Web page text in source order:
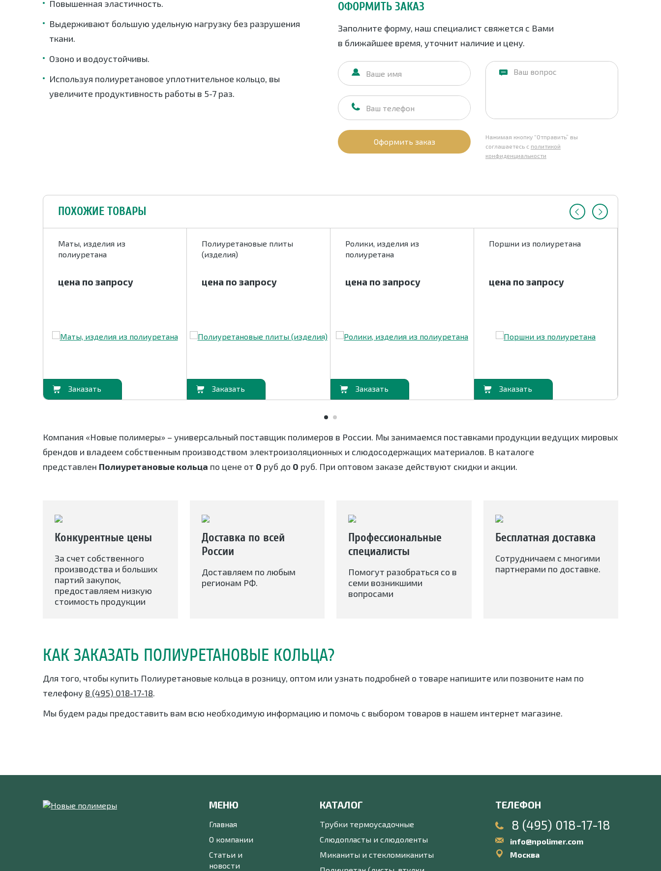
ОФОРМИТЬ ЗАКАЗ
Заполните форму, наш специалист свяжется с Вами
в ближайшее время, уточнит наличие и цену.
Оформить заказ
Нажимая кнопку “Отправить” вы
соглашаетесь с политикой
конфиденциальности
Повышенная эластичность.
Выдерживают большую удельную нагрузку без разрушения
ткани.
Озоно и водоустойчивы.
Используя полиуретановое уплотнительное кольцо, вы
увеличите продуктивность работы в 5-7 раз.
ПОХОЖИЕ ТОВАРЫ
Маты, изделия из
полиуретана
цена по запросу
В корзину
Полиуретановые плиты
(изделия)
цена по запросу
В корзину
Ролики, изделия из
полиуретана
цена по запросу
В корзину
Поршни из полиуретана
цена по запросу
В корзину
Компания «Новые полимеры» – универсальный поставщик полимеров в России. Мы занимаемся поставками продукции ведущих мировых
брендов и владеем собственным производством электроизоляционных и слюдосодержащих материалов. В каталоге
представлен Полиуретановые кольца по цене от 0 руб до 0 руб. При оптовом заказе действуют скидки и акции.
Конкурентные цены
За счет собственного
производства и больших
партий закупок,
предоставляем низкую
стоимость продукции
Доставка по всей
России
Доставляем по любым
регионам РФ.
Профессиональные
специалисты
Помогут разобраться со в
семи возникшими
вопросами
Бесплатная доставка
Сотрудничаем с многими
партнерами по доставке.
КАК ЗАКАЗАТЬ ПОЛИУРЕТАНОВЫЕ КОЛЬЦА?
Для того, чтобы купить Полиуретановые кольца в розницу, оптом или узнать подробней о товаре напишите или позвоните нам по
телефону 8 (495) 018-17-18.
Мы будем рады предоставить вам всю необходимую информацию и помочь с выбором товаров в нашем интернет магазине.
МЕНЮ
Главная
О компании
Статьи и
новости
КАТАЛОГ
Трубки термоусадочные
Слюдопласты и слюдоленты
Миканиты и стекломиканиты
ТЕЛЕФОН
8 (495) 018-17-18
info@npolimer.com
Москва